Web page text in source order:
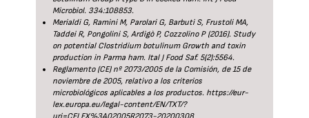
Microbiol. 334:108853.
Merialdi G, Ramini M, Parolari G, Barbuti S, Frustoli MA,
Taddei R, Pongolini S, Ardigò P, Cozzolino P (2016). Study
on potential Clostridium botulinum Growth and toxin
production in Parma ham. Ital J Food Saf. 5(2):5564.
Reglamento (CE) nº 2073/2005 de la Comisión, de 15 de
noviembre de 2005, relativo a los criterios
microbiológicos aplicables a los productos. https://eur-
lex.europa.eu/legal-content/EN/TXT/?